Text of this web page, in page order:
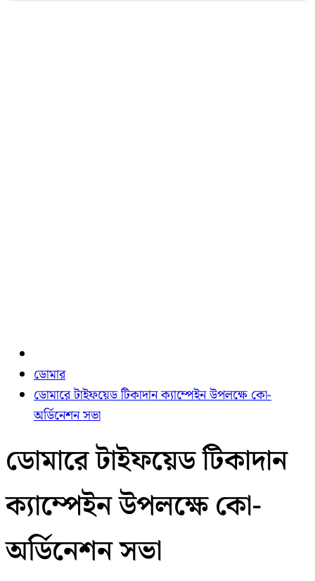
ডোমার
ডোমারে টাইফয়েড টিকাদান ক্যাম্পেইন উপলক্ষে কো-
অর্ডিনেশন সভা
ডোমারে টাইফয়েড টিকাদান
ক্যাম্পেইন উপলক্ষে কো-
অর্ডিনেশন সভা